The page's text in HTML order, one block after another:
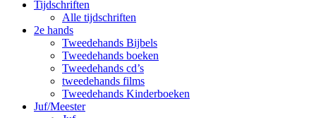
Tijdschriften
Alle tijdschriften
2e hands
Tweedehands Bijbels
Tweedehands boeken
Tweedehands cd’s
tweedehands films
Tweedehands Kinderboeken
Juf/Meester